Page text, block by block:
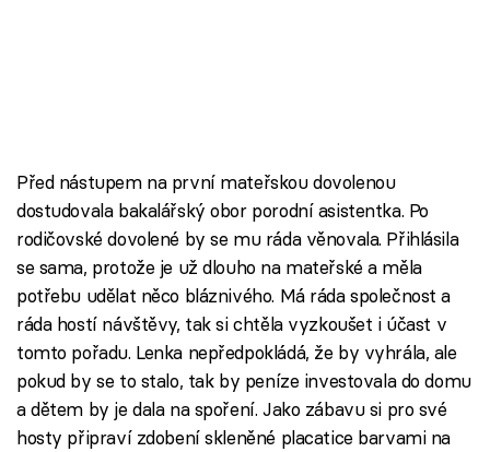
Před nástupem na první mateřskou dovolenou
dostudovala bakalářský obor porodní asistentka. Po
rodičovské dovolené by se mu ráda věnovala. Přihlásila
se sama, protože je už dlouho na mateřské a měla
potřebu udělat něco bláznivého. Má ráda společnost a
ráda hostí návštěvy, tak si chtěla vyzkoušet i účast v
tomto pořadu. Lenka nepředpokládá, že by vyhrála, ale
pokud by se to stalo, tak by peníze investovala do domu
a dětem by je dala na spoření. Jako zábavu si pro své
hosty připraví zdobení skleněné placatice barvami na